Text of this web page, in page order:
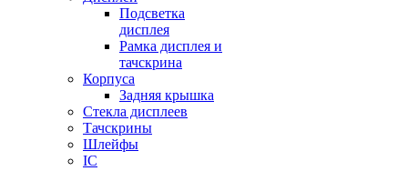
Подсветка
дисплея
Рамка дисплея и
тачскрина
Корпуса
Задняя крышка
Стекла дисплеев
Тачскрины
Шлейфы
IC